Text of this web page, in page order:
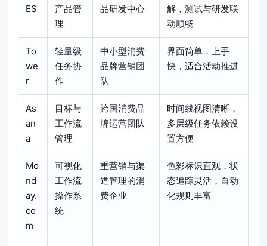
ES
产品管
理
品研发中心
解，测试与研发联
动顺畅
To
we
r
轻量级
任务协
作
中小型消费
品牌营销团
队
界面简单，上手
快，适合活动推进
As
an
a
目标与
工作流
管理
跨国消费品
牌运营团队
时间线视图清晰，
多层级任务依赖设
置方便
Mo
nd
ay.
co
m
可视化
工作流
操作系
统
重营销与渠
道管理的消
费企业
色彩标识直观，状
态追踪灵活，自动
化规则丰富